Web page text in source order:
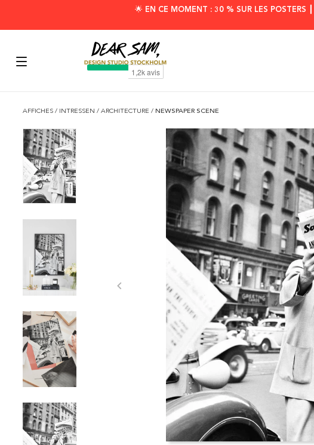
🌟 EN CE MOMENT : 30 % SUR LES POSTERS
AFFICHES / INTRESSEN / ARCHITECTURE / NEWSPAPER SCENE